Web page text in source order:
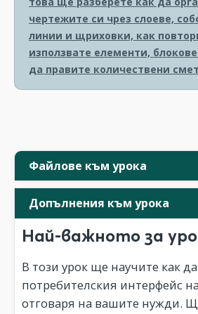
Файлове към урока
Допълнения към урока
Най-важното за
В този урок ще научите как
потребителския интерфейс
отговаря на вашите нужди.
чертежите си чрез слоеве,
линии и щриховки, как
използвате елементи,
да правите количествени